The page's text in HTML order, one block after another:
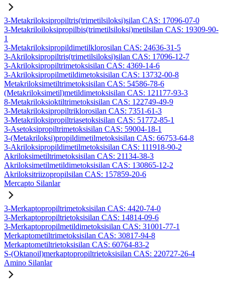
3-Metakriloksipropiltris(trimetilsiloksi)silan CAS: 17096-07-0
3-Metakriloiloksipropilbis(trimetilsiloksi)metilsilan CAS: 19309-90-
1
3-Metakriloksipropildimetilklorosilan CAS: 24636-31-5
3-Akriloksipropiltris(trimetilsiloksi)silan CAS: 17096-12-7
3-Akriloksipropiltrimetoksisilan CAS: 4369-14-6
3-Akriloksipropilmetildimetoksisilan CAS: 13732-00-8
Metakriloksimetiltrimetoksisilan CAS: 54586-78-6
(Metakriloksimetil)metildimetoksisilan CAS: 121177-93-3
8-Metakriloksioktiltrimetoksisilan CAS: 122749-49-9
3-Metakriloksipropiltriklorosilan CAS: 7351-61-3
3-Metakriloksipropiltriasetoksisilan CAS: 51772-85-1
3-Asetoksipropiltrimetoksisilan CAS: 59004-18-1
3-(Metakriloksi)propildimetilmetoksisilan CAS: 66753-64-8
3-Akriloksipropildimetilmetoksisilan CAS: 111918-90-2
Akriloksimetiltrimetoksisilan CAS: 21134-38-3
Akriloksimetilmetildimetoksisilan CAS: 130865-12-2
Akriloksitriizopropilsilan CAS: 157859-20-6
Mercapto Silanlar
3-Merkaptopropiltrimetoksisilan CAS: 4420-74-0
3-Merkaptopropiltrietoksisilan CAS: 14814-09-6
3-Merkaptopropilmetildimetoksisilan CAS: 31001-77-1
Merkaptometiltrimetoksisilan CAS: 30817-94-8
Merkaptometiltrietoksisilan CAS: 60764-83-2
S-(Oktanoil)merkaptopropiltrietoksisilan CAS: 220727-26-4
Amino Silanlar